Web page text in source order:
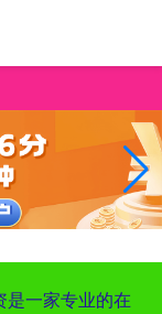
一家专业的在